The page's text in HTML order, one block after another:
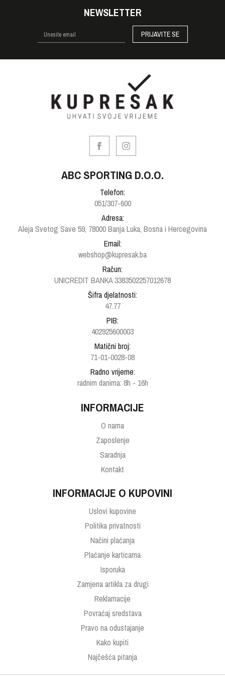
NEWSLETTER
PRIJAVITE SE
ABC SPORTING D.O.O.
Telefon:
051/307-600
Adresa:
Aleja Svetog Save 59, 78000 Banja Luka, Bosna i Hercegovina
Email:
webshop@kupresak.ba
Račun:
UNICREDIT BANKA 3383502257012678
Šifra djelatnosti:
47.77
PIB:
402925600003
Matični broj:
71-01-0028-08
Radno vrijeme:
radnim danima: 8h - 16h
INFORMACIJE
O nama
Zaposlenje
Saradnja
Kontakt
INFORMACIJE O KUPOVINI
Uslovi kupovine
Politika privatnosti
Načini plaćanja
Plaćanje karticama
Isporuka
Zamjena artikla za drugi
Reklamacije
Povraćaj sredstava
Pravo na odustajanje
Kako kupiti
Najčešća pitanja